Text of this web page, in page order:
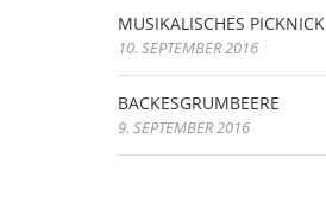
MUSIKALISCHES PICKNICK
10. SEPTEMBER 2016
BACKESGRUMBEERE
9. SEPTEMBER 2016